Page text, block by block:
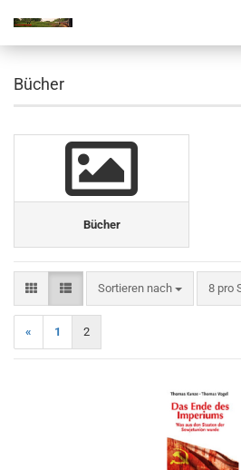
Bücher
Bücher
Sortieren nach
Sortieren nach 8 pro
pro
« 1 2